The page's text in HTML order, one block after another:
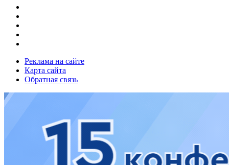
Реклама на сайте
Карта сайта
Обратная связь